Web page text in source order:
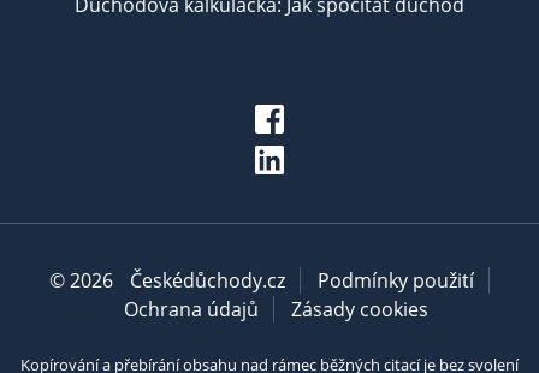
Důchodová kalkulačka: Jak spočítat důchod
© 2026 Českédůchody.cz
Podmínky použití
Ochrana údajů
Zásady cookies
Kopírování a přebírání obsahu nad rámec běžných citací je bez svolení